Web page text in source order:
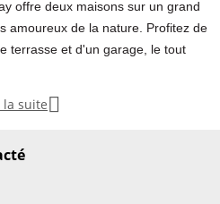
offre deux maisons sur un grand
amoureux de la nature. Profitez de
terrasse et d'un garage, le tout
sur une parcelle clos d’environ
la suite 